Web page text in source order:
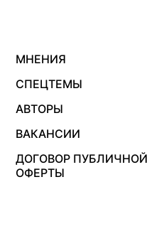
МНЕНИЯ
СПЕЦТЕМЫ
АВТОРЫ
ВАКАНСИИ
ДОГОВОР ПУБЛИЧНОЙ
ОФЕРТЫ